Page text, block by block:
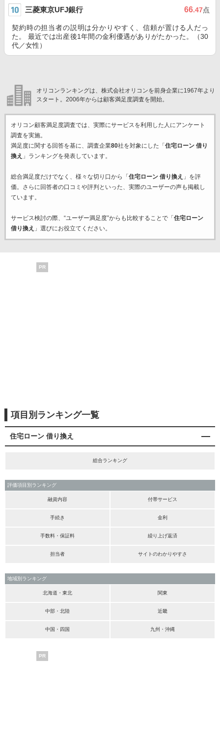
三菱東京UFJ銀行 66.47点
契約時の担当者の説明は分かりやすく、信頼が置ける人だっ
た。 最近では出産後1年間の金利優遇がありがたかった。（30
代／女性）
オリコンランキングは、株式会社オリコンを前身企業に1967年より
スタート。2006年からは顧客満足度調査を開始。
オリコン顧客満足度調査では、実際にサービスを利用した 人にアンケート
調査を実施。
満足度に関する回答を基に、調査企業80社を対象にした「 住宅ローン 借り
換え 」ランキングを発表しています。
総合満足度だけでなく、様々な切り口から「 住宅ローン 借り換え 」を評
価。さらに回答者の口コミや評判といった、実際のユーザーの声も掲載し
ています。
サービス検討の際、“ユーザー満足度”からも比較することで「 住宅ローン
借り換え 」選びにお役立てください。
PR
項目別ランキング一覧
住宅ローン 借り換え
総合ランキング
評価項目別ランキング
融資内容 付帯サービス
手続き 金利
手数料・保証料 繰り上げ返済
担当者 サイトのわかりやすさ
地域別ランキング
北海道・東北 関東
中部・北陸 近畿
中国・四国 九州・沖縄
PR